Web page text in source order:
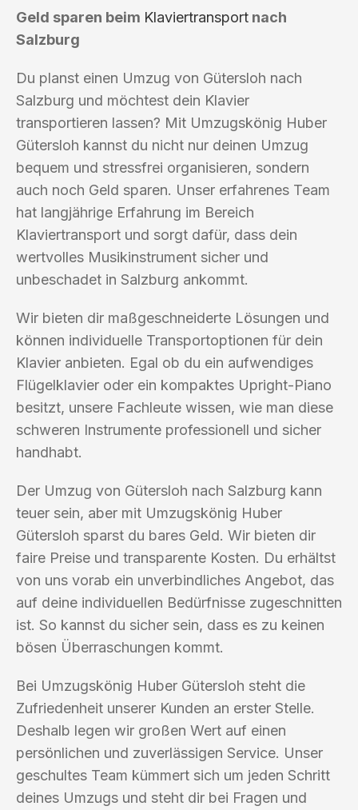
Geld sparen beim Klaviertransport nach
Salzburg
Du planst einen Umzug von Gütersloh nach
Salzburg und möchtest dein Klavier
transportieren lassen? Mit Umzugskönig Huber
Gütersloh kannst du nicht nur deinen Umzug
bequem und stressfrei organisieren, sondern
auch noch Geld sparen. Unser erfahrenes Team
hat langjährige Erfahrung im Bereich
Klaviertransport und sorgt dafür, dass dein
wertvolles Musikinstrument sicher und
unbeschadet in Salzburg ankommt.
Wir bieten dir maßgeschneiderte Lösungen und
können individuelle Transportoptionen für dein
Klavier anbieten. Egal ob du ein aufwendiges
Flügelklavier oder ein kompaktes Upright-Piano
besitzt, unsere Fachleute wissen, wie man diese
schweren Instrumente professionell und sicher
handhabt.
Der Umzug von Gütersloh nach Salzburg kann
teuer sein, aber mit Umzugskönig Huber
Gütersloh sparst du bares Geld. Wir bieten dir
faire Preise und transparente Kosten. Du erhältst
von uns vorab ein unverbindliches Angebot, das
auf deine individuellen Bedürfnisse zugeschnitten
ist. So kannst du sicher sein, dass es zu keinen
bösen Überraschungen kommt.
Bei Umzugskönig Huber Gütersloh steht die
Zufriedenheit unserer Kunden an erster Stelle.
Deshalb legen wir großen Wert auf einen
persönlichen und zuverlässigen Service. Unser
geschultes Team kümmert sich um jeden Schritt
deines Umzugs und steht dir bei Fragen und